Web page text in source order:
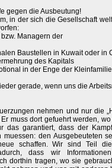
gegen die Ausbeutung!
in der sich die Gesellschaft
Managern der
Baustellen in Kuwait oder in
des Kapitals
in der Enge der
gerade, wenn uns die
nehmen und nur die
muss dort gefuehrt werden,
das garantiert, dass der
den Ausgebeuteten
schaffen. Wir sind Teil
dass wir
dorthin tragen, wo sie